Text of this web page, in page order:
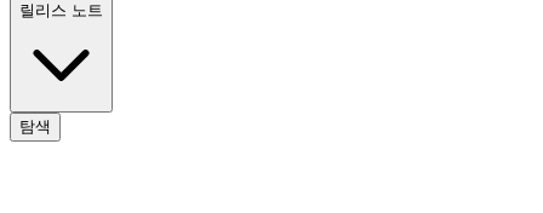
릴리스 노트
탐색